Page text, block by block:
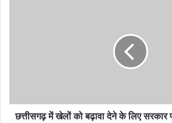
छत्तीसगढ़ में खेलों को बढ़ावा देने के लिए सरकार